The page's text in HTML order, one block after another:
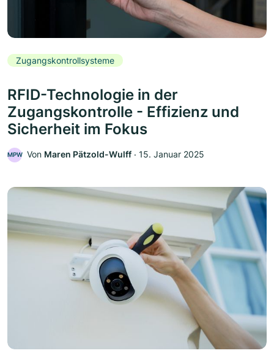
Zugangskontrollsysteme
RFID-Technologie in der
Zugangskontrolle - Effizienz und
Sicherheit im Fokus
MPW Von Maren Pätzold-Wulff ‧ 15. Januar 2025